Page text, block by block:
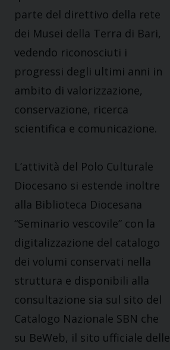
parte del direttivo della rete
dei Musei della Terra di Bari,
vedendo riconosciuti i
progressi degli ultimi anni in
ambito di valorizzazione,
conservazione, ricerca
scientifica e comunicazione.
L’attività del Polo Culturale
Diocesano si estende inoltre
alla Biblioteca Diocesana
“Seminario vescovile” con la
digitalizzazione del catalogo
dei volumi conservati nella
struttura e disponibili alla
consultazione sia sul sito del
Catalogo Nazionale SBN che
su BeWeb, il sito ufficiale delle